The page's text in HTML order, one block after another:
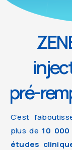
pré-
C’est
plus de 10
études